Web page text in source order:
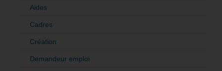
Aides
Cadres
Création
Demandeur emploi